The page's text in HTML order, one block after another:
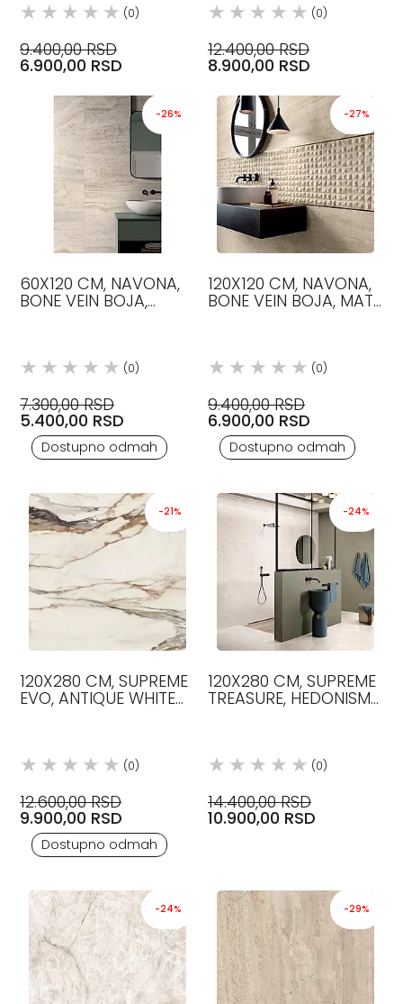
(0)
9.400,00 RSD
6.900,00 RSD
(0)
12.400,00 RSD
8.900,00 RSD
-26%
60X120 CM, NAVONA,
BONE VEIN BOJA,
(0)
7.300,00 RSD
5.400,00 RSD
Dostupno odmah
-27%
120X120 CM, NAVONA,
BONE VEIN BOJA, MAT,
(0)
9.400,00 RSD
6.900,00 RSD
Dostupno odmah
-21%
120X280 CM, SUPREME
EVO, ANTIQUE WHITE
(0)
12.600,00 RSD
9.900,00 RSD
Dostupno odmah
-24%
120X280 CM, SUPREME
TREASURE, HEDONISM
(0)
14.400,00 RSD
10.900,00 RSD
-24% -29%